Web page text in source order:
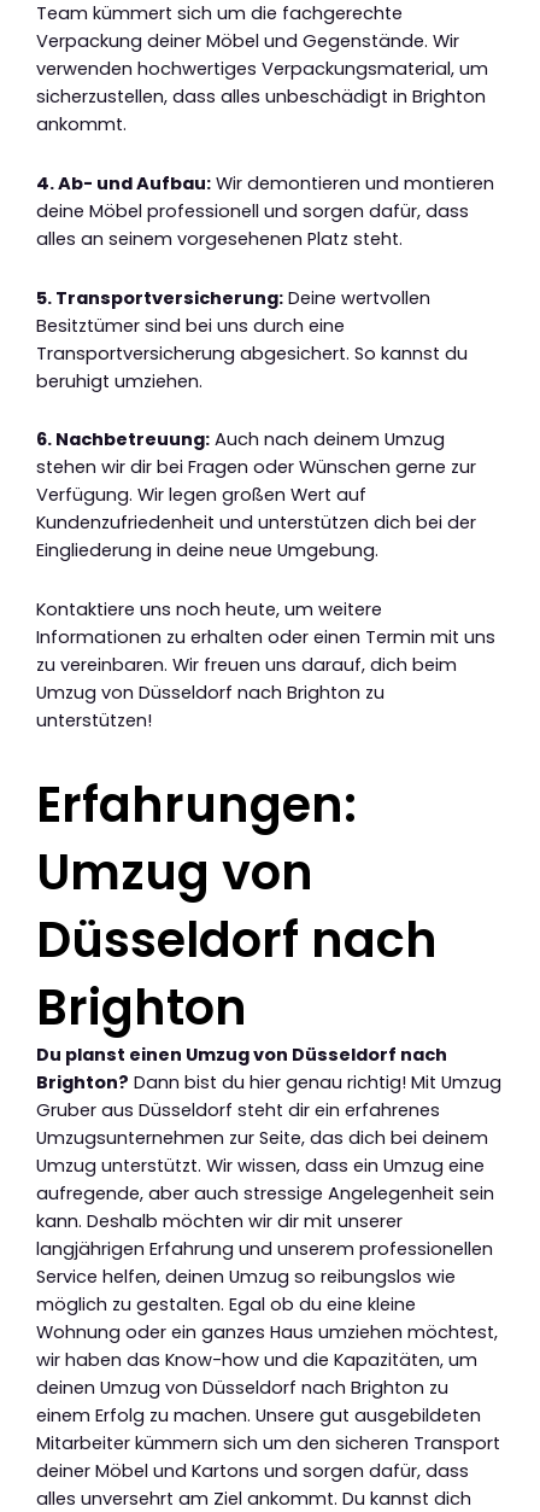
Team kümmert sich um die fachgerechte
Verpackung deiner Möbel und Gegenstände. Wir
verwenden hochwertiges Verpackungsmaterial, um
sicherzustellen, dass alles unbeschädigt in Brighton
ankommt.
4. Ab- und Aufbau: Wir demontieren und montieren
deine Möbel professionell und sorgen dafür, dass
alles an seinem vorgesehenen Platz steht.
5. Transportversicherung: Deine wertvollen
Besitztümer sind bei uns durch eine
Transportversicherung abgesichert. So kannst du
beruhigt umziehen.
6. Nachbetreuung: Auch nach deinem Umzug
stehen wir dir bei Fragen oder Wünschen gerne zur
Verfügung. Wir legen großen Wert auf
Kundenzufriedenheit und unterstützen dich bei der
Eingliederung in deine neue Umgebung.
Kontaktiere uns noch heute, um weitere
Informationen zu erhalten oder einen Termin mit uns
zu vereinbaren. Wir freuen uns darauf, dich beim
Umzug von Düsseldorf nach Brighton zu
unterstützen!
Erfahrungen:
Umzug von
Düsseldorf nach
Brighton
Du planst einen Umzug von Düsseldorf nach
Brighton? Dann bist du hier genau richtig! Mit Umzug
Gruber aus Düsseldorf steht dir ein erfahrenes
Umzugsunternehmen zur Seite, das dich bei deinem
Umzug unterstützt. Wir wissen, dass ein Umzug eine
aufregende, aber auch stressige Angelegenheit sein
kann. Deshalb möchten wir dir mit unserer
langjährigen Erfahrung und unserem professionellen
Service helfen, deinen Umzug so reibungslos wie
möglich zu gestalten. Egal ob du eine kleine
Wohnung oder ein ganzes Haus umziehen möchtest,
wir haben das Know-how und die Kapazitäten, um
deinen Umzug von Düsseldorf nach Brighton zu
einem Erfolg zu machen. Unsere gut ausgebildeten
Mitarbeiter kümmern sich um den sicheren Transport
deiner Möbel und Kartons und sorgen dafür, dass
alles unversehrt am Ziel ankommt. Du kannst dich